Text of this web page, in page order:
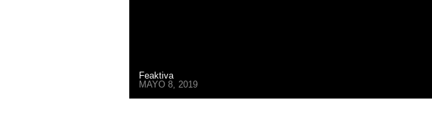
Feaktiva
MAYO 8, 2019